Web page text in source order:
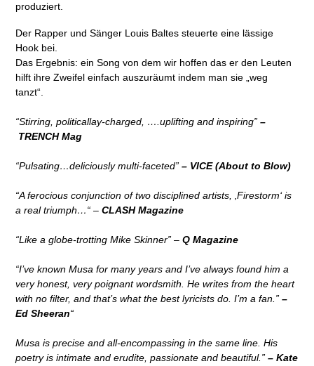
produziert.
Der Rapper und Sänger Louis Baltes steuerte eine lässige
Hook bei.
Das Ergebnis: ein Song von dem wir hoffen das er den Leuten
hilft ihre Zweifel einfach auszuräumt indem man sie „weg
tanzt“.
“Stirring, politicallay-charged, ….uplifting and inspiring”–
TRENCH Mag
“Pulsating…deliciously multi-faceted” – VICE (About to Blow)
“A ferocious conjunction of two disciplined artists, ‚Firestorm‘ is
a real triumph…“ –CLASH Magazine
“Like a globe-trotting Mike Skinner” –Q Magazine
“I’ve known Musa for many years and I’ve always found him a
very honest, very poignant wordsmith. He writes from the heart
with no filter, and that’s what the best lyricists do. I’m a fan.”–
Ed Sheeran“
Musa is precise and all-encompassing in the same line. His
poetry is intimate and erudite, passionate and beautiful.”– Kate